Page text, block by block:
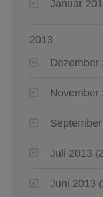
Januar
2013
Dezember
November
Juli 2013
Juni 2013